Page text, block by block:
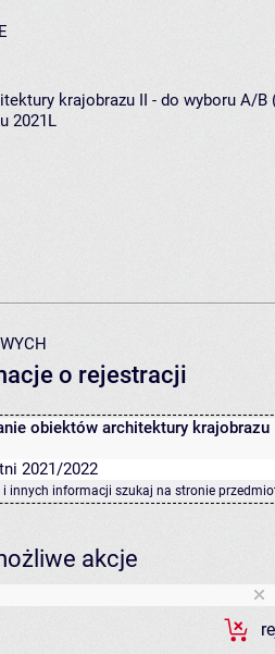
krajobrazu II - do wyboru A/B
2021L
o rejestracji
obiektów architektury krajobrazu
2021/2022
innych informacji szukaj na stronie
akcje